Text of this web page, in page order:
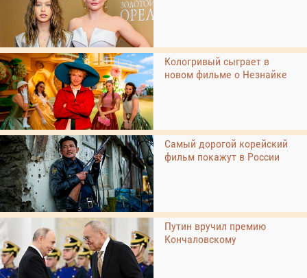
Кологривый сыграет в
новом фильме о Незнайке
Самый дорогой корейский
фильм покажут в России
Путин вручил премию
Кончаловскому